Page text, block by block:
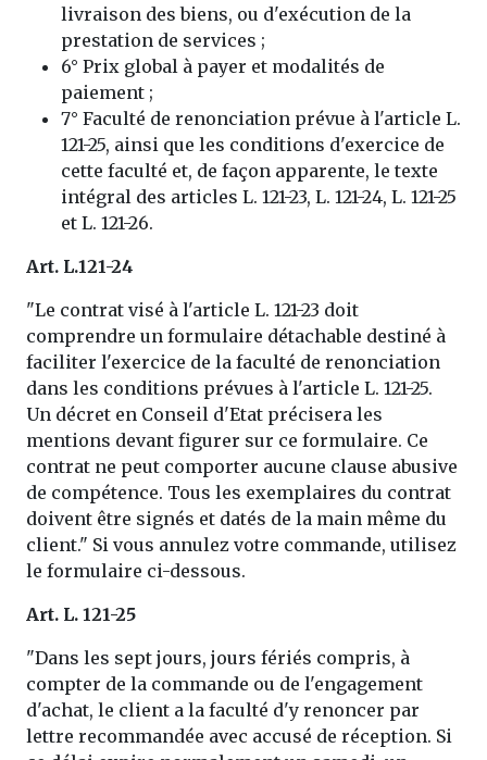
livraison des biens, ou d'exécution de la
prestation de services ;
6° Prix global à payer et modalités de
paiement ;
7° Faculté de renonciation prévue à l'article L.
121-25, ainsi que les conditions d'exercice de
cette faculté et, de façon apparente, le texte
intégral des articles L. 121-23, L. 121-24, L. 121-25
et L. 121-26.
Art. L.121-24
"Le contrat visé à l'article L. 121-23 doit
comprendre un formulaire détachable destiné à
faciliter l'exercice de la faculté de renonciation
dans les conditions prévues à l'article L. 121-25.
Un décret en Conseil d'Etat précisera les
mentions devant figurer sur ce formulaire. Ce
contrat ne peut comporter aucune clause abusive
de compétence. Tous les exemplaires du contrat
doivent être signés et datés de la main même du
client." Si vous annulez votre commande, utilisez
le formulaire ci-dessous.
Art. L. 121-25
"Dans les sept jours, jours fériés compris, à
compter de la commande ou de l'engagement
d'achat, le client a la faculté d'y renoncer par
lettre recommandée avec accusé de réception. Si